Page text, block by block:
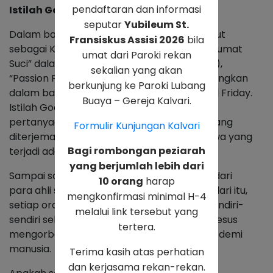
Istilah Good Friday
Dalam bahasa Jerman, Jumat Agung disebut
sebagai Karfreitag atau Jumat kesedihan. Jumat
Suci” dalam bahasa Roman (
Viernes Santo
),
“Passion Friday” dalam bahasa Rusia—“Sedangkan
dalam bahasa Inggris disebut sebagai Good Friday.
Istilah Good yang berarti baik ini sering jadi
pertanyaan banyak orang lantaran good yang
diterjemahkan sebagai baik, namun peristiwa yang
terjadi adalah peristiwa sedih (tidak baik).
Sampai saat ini masih banyak perdebatan dari
para ahli soal nama Good Friday. Terlepas dari itu,
setiap orang punya makna Jumat Agung sendiri-
sendiri sebagai puncak iman Kristiani saat Yesus
mengorbankan dirinya dengan mati di salib demi
manusia.
pendaftaran dan informasi
seputarYubileum St.
Fransiskus Assisi 2026 bila
umat dari Paroki rekan
sekalian yang akan
berkunjung ke Paroki Lubang
Buaya – Gereja Kalvari.
Formulir Kunjungan Kalvari
Bagi rombongan peziarah
yang berjumlah lebih dari
10 orang harap
mengkonfirmasi minimal H-4
melalui link tersebut yang
tertera.
Terima kasih atas perhatian
dan kerjasama rekan-rekan.